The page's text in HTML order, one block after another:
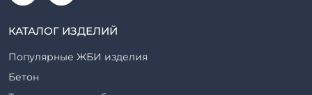
КАТАЛОГ ИЗДЕЛИЙ
Популярные ЖБИ изделия
Бетон